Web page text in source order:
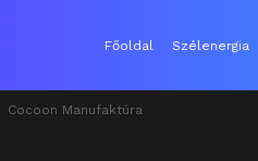
Főoldal Szélenergia
Cocoon Manufaktúra